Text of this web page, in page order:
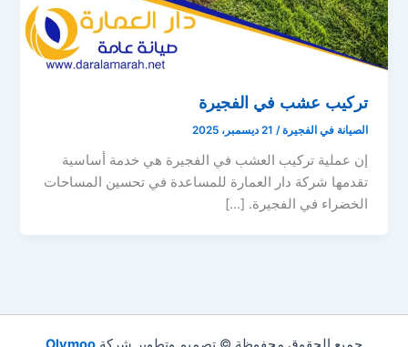
تركيب عشب في الفجيرة
الصيانة في الفجيرة/ 21 ديسمبر، 2025
إن عملية تركيب العشب في الفجيرة هي خدمة أساسية
تقدمها شركة دار العمارة للمساعدة في تحسين المساحات
الخضراء في الفجيرة. […]